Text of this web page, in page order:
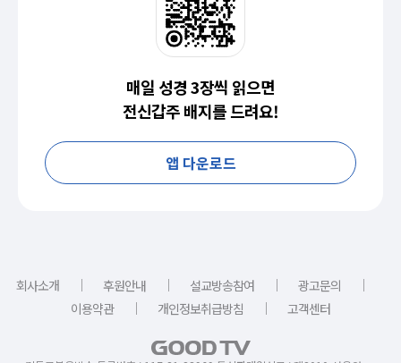
매일 성경 3장씩 읽으면
전신갑주 배지를 드려요!
앱 다운로드
회사소개 ｜ 후원안내 ｜ 설교방송참여 ｜ 광고문의
｜
이용약관
｜ 개인정보취급방침 ｜ 고객센터